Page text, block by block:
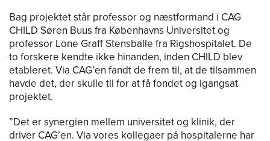
Bag projektet står professor og næstformand i CAG
CHILD Søren Buus fra Københavns Universitet og
professor Lone Graff Stensballe fra Rigshospitalet. De
to forskere kendte ikke hinanden, inden CHILD blev
etableret. Via CAG’en fandt de frem til, at de tilsammen
havde det, der skulle til for at få fondet og igangsat
projektet.
”Det er synergien mellem universitet og klinik, der
driver CAG’en. Via vores kollegaer på hospitalerne har